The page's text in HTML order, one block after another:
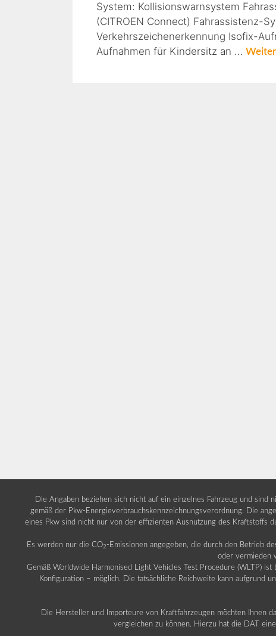
System: Kollisionswarnsystem
(CITROEN Connect) Fahrassistenz-
Verkehrszeichenerkennung Isofix-
Aufnahmen für Kindersitz an …
Die Angaben beziehen sich nicht auf ein einzelnes Fahrzeug und
gemäß der Pkw-Energieverbrauchskennzeichnungsverordnung. Die
eines Pkw sind nicht nur von der effizienten Ausnutzung des Kraftstoffs
Es werden nur die CO2 -Emissionen angegeben, die durch den Betrieb
oder vermieden
Gemäß Worldwide Harmonised Light Vehicles Test Procedure (WLTP)
Konfiguration – möglich. Die tatsächliche Reichweite kann aufgrund
Die Hersteller und Importeure von Kraftfahrzeugen möchten Ihnen
vergleichen zu können. Hierzu hat die DAT